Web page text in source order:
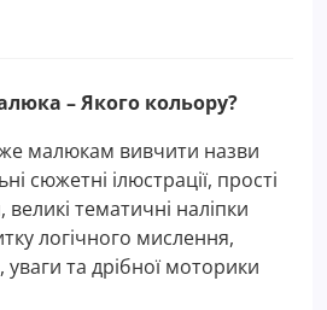
– Якого кольору?
малюкам вивчити назви
сюжетні ілюстрації, прості
великі тематичні наліпки
логічного мислення,
уваги та дрібної моторики